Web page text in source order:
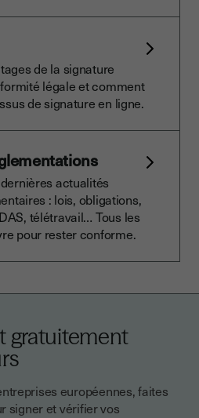
de la signature
légale et comment
de signature en ligne.
actualités
: lois, obligations,
télétravail… Tous les
pour rester conforme.
gratuitement
européennes, faites
signer et vérifier vos